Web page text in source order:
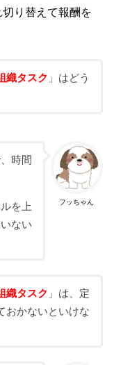
切り替えて報酬を
織タスク 」はどう
フッちゃん
時間
を上
ない
織タスク 」は、定
おかないといけな